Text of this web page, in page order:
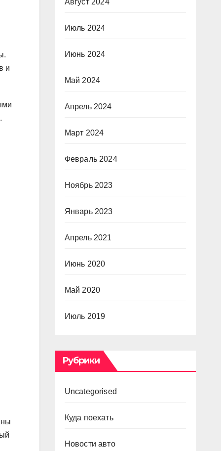
и
Август 2024
Июль 2024
Июнь 2024
Май 2024
Апрель 2024
Март 2024
Февраль 2024
Ноябрь 2023
Январь 2023
Апрель 2021
Июнь 2020
Май 2020
Июль 2019
Рубрики
Uncategorised
Куда поехать
Новости авто